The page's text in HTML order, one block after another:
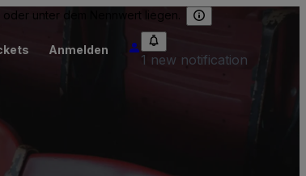
unter dem Nennwert liegen.
Anmelden
1 new notification